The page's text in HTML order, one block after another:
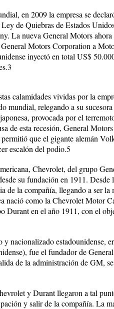
en 2009 la empresa se
de Quiebras de Estados
La nueva General Motors
Motors Corporation a
inyectó en total US$
calamidades vividas por la
mundial, relegando a su
provocada por el
de esta recesión, General
que el gigante alemán
escalón del podio.5
Chevrolet, del grupo
su fundación en 1911.
de la compañía, llegando a ser la
nació como la Chevrolet Motor
en el año 1911, con el
nacionalizado estadounidense,
fue el fundador de
de la administración de GM,
y Durant llegaron a tal
y salir de la compañía. La